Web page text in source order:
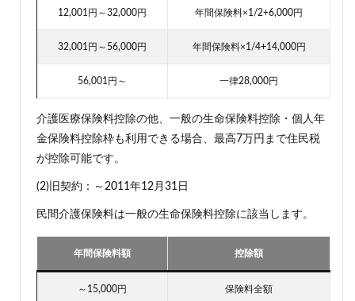
12,001円～32,000円 年間保険料×1/2+6,000円
32,001円～56,000円 年間保険料×1/4+14,000円
56,001円～ 一律28,000円
介護医療保険料控除の他、一般の生命保険料控除・個人年
金保険料控除枠も利用できる場合、最高7万円まで住民税
が控除可能です。
(2)旧契約：～2011年12月31日
民間介護保険料は一般の生命保険料控除に該当します。
年間保険料額 控除額
～15,000円 保険料全額